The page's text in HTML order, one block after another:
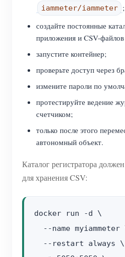
iammeter/iammeter ;
создайте постоянные
приложения и CSV-файлов
запустите контейнер;
проверьте доступ через
измените пароли по
протестируйте ведение
счетчиком;
только после этого
автономный объект.
Каталог регистратора
для хранения CSV:
docker run -d \
--name myiammeter
  --restart always \